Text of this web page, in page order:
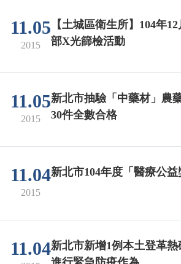
11.05
2015
【土城區衛生所】104年
部X光篩檢活動
11.05
2015
新北市抽驗「中藥材」農
30件全數合格
11.04
2015
新北市104年度「醫療公
11.04新北市新增1例本土登革